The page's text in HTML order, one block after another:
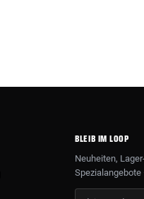
BLEIB IM LOOP
Neuheiten,